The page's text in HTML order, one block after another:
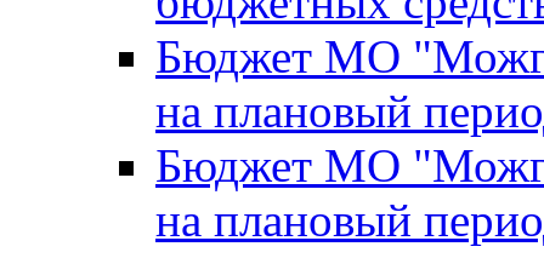
Бюджет МО
на плановый
Бюджет МО
на плановый